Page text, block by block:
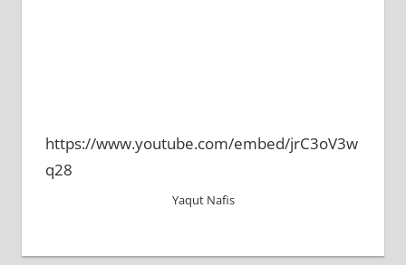
https://www.youtube.com/embed/jrC3oV3w
q28
Yaqut Nafis